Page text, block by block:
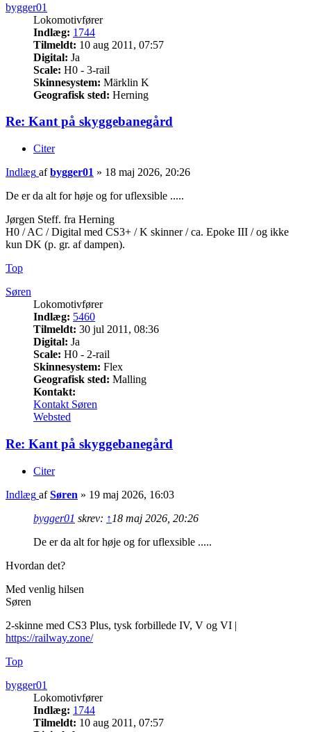
bygger01
Lokomotivfører
Indlæg: 1744
Tilmeldt: 10 aug 2011, 07:57
Digital: Ja
Scale: H0 - 3-rail
Skinnesystem: Märklin K
Geografisk sted: Herning
Re: Kant på skyggebanegård
Citer
Indlæg afbygger01 » 18 maj 2026, 20:26
De er da alt for høje og for uflexsible .....
Jørgen Steff. fra Herning
H0 / AC / Digital med CS3+ / K skinner / ca. Epoke III / og ikke
kun DK (p. gr. af dampen).
Top
Søren
Lokomotivfører
Indlæg: 5460
Tilmeldt: 30 jul 2011, 08:36
Digital: Ja
Scale: H0 - 2-rail
Skinnesystem: Flex
Geografisk sted: Malling
Kontakt:
Kontakt Søren
Websted
Re: Kant på skyggebanegård
Citer
Indlæg afSøren » 19 maj 2026, 16:03
bygger01 skrev: ↑ 18 maj 2026, 20:26
De er da alt for høje og for uflexsible .....
Hvordan det?
Med venlig hilsen
Søren
2-skinne med CS3 Plus, tysk forbillede IV, V og VI |
https://railway.zone/
Top
bygger01
Lokomotivfører
Indlæg: 1744
Tilmeldt: 10 aug 2011, 07:57